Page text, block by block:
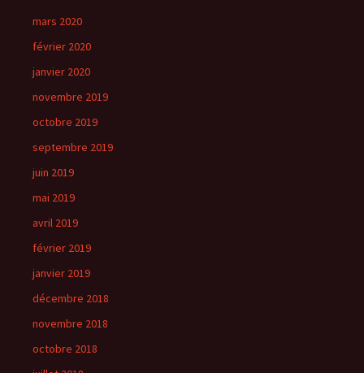
mars 2020
février 2020
janvier 2020
novembre 2019
octobre 2019
septembre 2019
juin 2019
mai 2019
avril 2019
février 2019
janvier 2019
décembre 2018
novembre 2018
octobre 2018